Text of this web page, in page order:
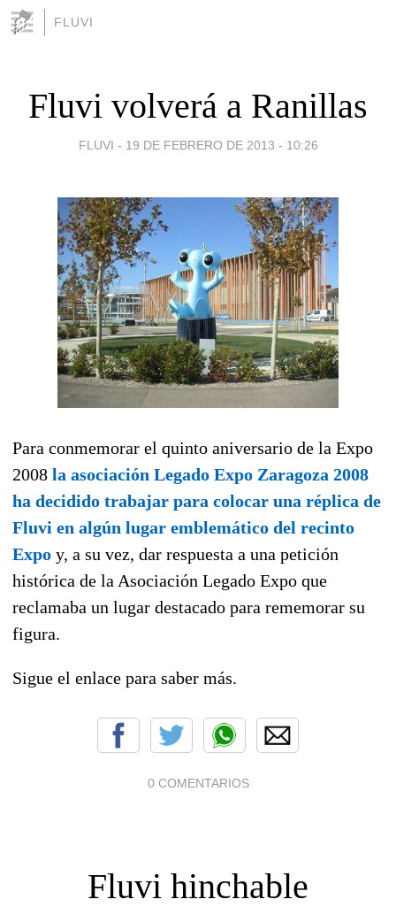
FLUVI
Fluvi volverá a Ranillas
FLUVI - 19 DE FEBRERO DE 2013 - 10:26
Para conmemorar el quinto aniversario de la Expo
2008 la asociación Legado Expo Zaragoza 2008
ha decidido trabajar para colocar una réplica de
Fluvi en algún lugar emblemático del recinto
Expo y, a su vez, dar respuesta a una petición
histórica de la Asociación Legado Expo que
reclamaba un lugar destacado para rememorar su
figura.
Sigue el enlace para saber más.
0 COMENTARIOS
Fluvi hinchable